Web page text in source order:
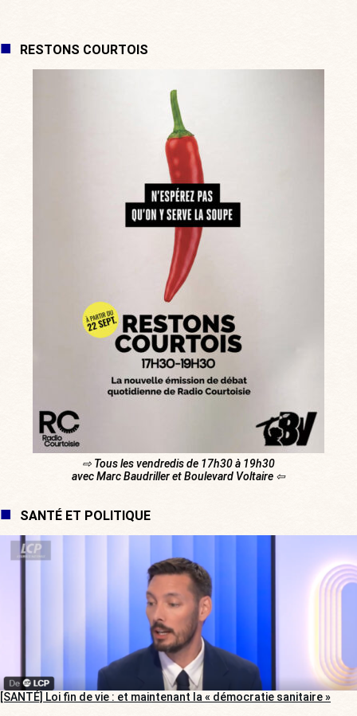
RESTONS COURTOIS
⇨ Tous les vendredis de 17h30 à 19h30
avec Marc Baudriller et Boulevard Voltaire ⇦
SANTÉ ET POLITIQUE
[SANTÉ] Loi fin de vie : et maintenant la « démocratie sanitaire »